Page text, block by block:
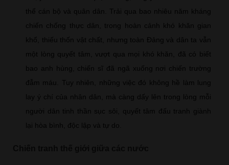
thể cán bộ và quân dân. Trải qua bao nhiêu năm kháng
chiến chống thực dân, trong hoàn cảnh khó khăn gian
khổ, thiếu thốn vật chất, nhưng toàn Đảng và dân ta vẫn
một lòng quyết tâm, vượt qua mọi khó khăn, đã có biết
bao anh hùng, chiến sĩ đã ngã xuống nơi chiến trường
đẫm máu. Tuy nhiên, những việc đó không hề làm lung
lay ý chí của nhân dân, mà càng dấy lên trong lòng mỗi
người dân tinh thần sục sôi, quyết tâm đấu tranh giành
lại hòa bình, độc lập và tự do.